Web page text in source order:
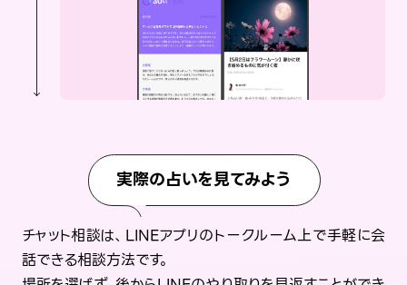
実際の占いを見てみよう
チャット相談は、LINEアプリのトークルーム上で手軽に会
話できる相談方法です。